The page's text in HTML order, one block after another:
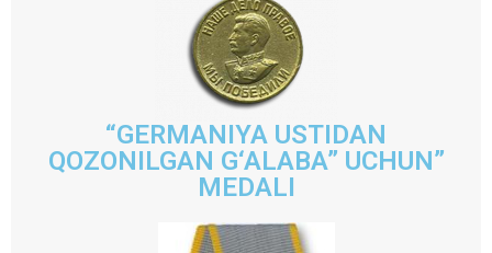
“GERMANIYA USTIDAN
QOZONILGAN G‘ALABA” UCHUN”
MEDALI